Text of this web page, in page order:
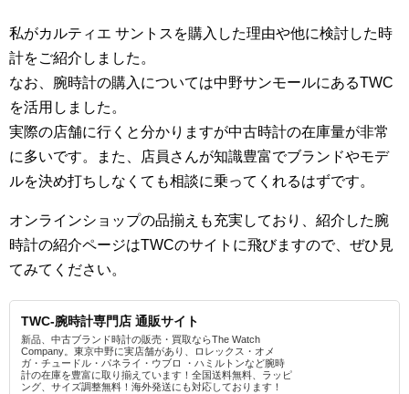
私がカルティエ サントスを購入した理由や他に検討した時
計をご紹介しました。
なお、腕時計の購入については中野サンモールにあるTWC
を活用しました。
実際の店舗に行くと分かりますが中古時計の在庫量が非常
に多いです。また、店員さんが知識豊富でブランドやモデ
ルを決め打ちしなくても相談に乗ってくれるはずです。
オンラインショップの品揃えも充実しており、紹介した腕
時計の紹介ページはTWCのサイトに飛びますので、ぜひ見
てみてください。
TWC-腕時計専門店 通販サイト
新品、中古ブランド時計の販売・買取ならThe Watch
Company。東京中野に実店舗があり、ロレックス・オメ
ガ・チュードル・パネライ・ウブロ ・ハミルトンなど腕時
計の在庫を豊富に取り揃えています！全国送料無料、ラッピ
ング、サイズ調整無料！海外発送にも対応しております！